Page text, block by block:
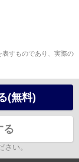
すものであり、実際の
(無料)
る
い。